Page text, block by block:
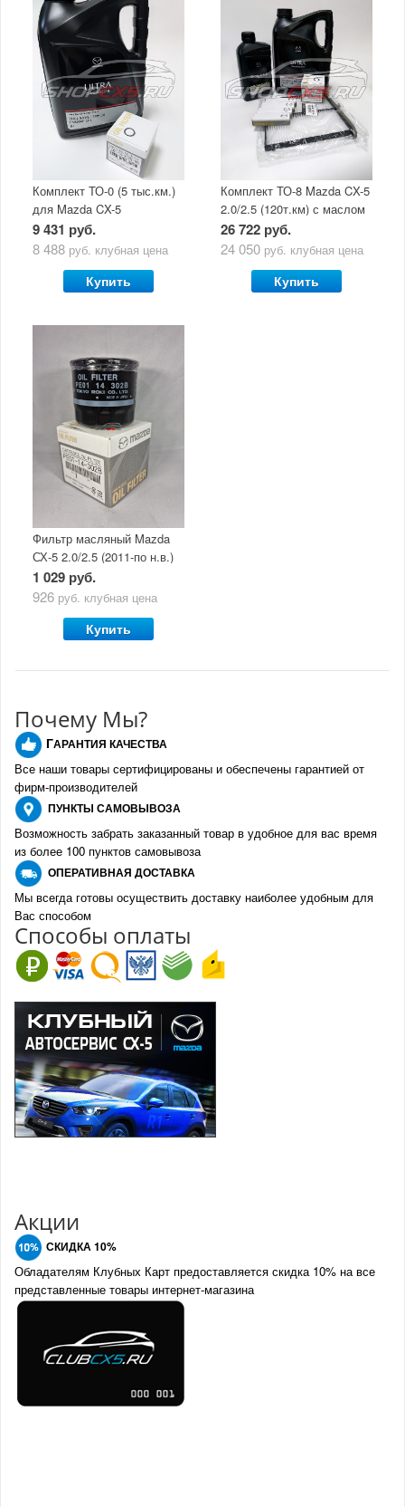
Комплект ТО-0 (5 тыс.км.)
для Mazda CX-5
(двигатель 2.0/2.5) с
маслом Mazda Original Oil
9 431 руб.
8 488 руб. клубная цена
Купить
Комплект ТО-8 Mazda CX-5
2.0/2.5 (120т.км) с маслом
Mazda Original Oil Ultra
5W30
26 722 руб.
24 050 руб. клубная цена
Купить
Фильтр масляный Mazda
СХ-5 2.0/2.5 (2011-по н.в.)
1 029 руб.
926 руб. клубная цена
Купить
Почему Мы?
ГАРАНТИЯ КАЧЕСТВА
Все наши товары сертифицированы и обеспечены гарантией от
фирм-производителей
ПУНКТЫ САМОВЫВОЗА
Возможность забрать заказанный товар в удобное для вас время
из более 100 пунктов самовывоза
ОПЕРАТИВНАЯ ДОСТАВКА
Мы всегда готовы осуществить доставку наиболее удобным для
Вас способом
Способы оплаты
Акции
СКИДКА 10%
Обладателям Клубных Карт предоставляется скидка 10% на все
представленные товары интернет-магазина